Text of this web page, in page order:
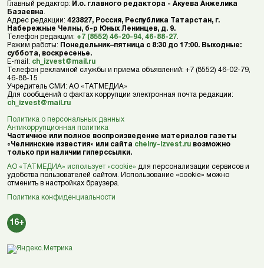
Главный редактор: И.о. главного редактора - Акуева Анжелика
Базаевна.
Адрес редакции: 423827, Россия, Республика Татарстан, г.
Набережные Челны, б-р Юных Ленинцев, д. 9.
Телефон редакции: +7 (8552) 46-20-94, 46-88-27.
Режим работы:
Понедельник–пятница с 8:30 до 17:00. Выходные:
суббота, воскресенье.
E-mail: ch_izvest@mail.ru
Телефон рекламной службы и приема объявлений: +7 (8552) 46-02-79,
46-88-15
Учредитель СМИ: АО «ТАТМЕДИА»
Для сообщений о фактах коррупции электронная почта редакции:
ch_izvest@mail.ru
Политика о персональных данных
Антикоррупционная политика
Частичное или полное воспроизведение материалов газеты
«Челнинские известия» или сайта chelny-izvest.ru
возможно
только при наличии гиперссылки.
АО «ТАТМЕДИА» использует «cookie» для персонализации сервисов и
удобства пользователей сайтом. Использование «cookie» можно
отменить в настройках браузера.
Политика конфиденциальности
16+